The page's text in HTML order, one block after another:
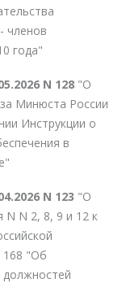
членов
года"
N 128 "О
Минюста России
Инструкции о
в
N 123 "О
N N 2, 8, 9 и 12 к
168 "Об
должностей